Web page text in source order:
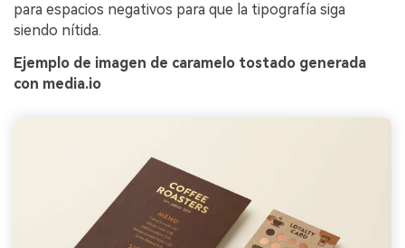
para espacios negativos para que la tipografía siga
siendo nítida.
Ejemplo de imagen de caramelo tostado generada
con media.io